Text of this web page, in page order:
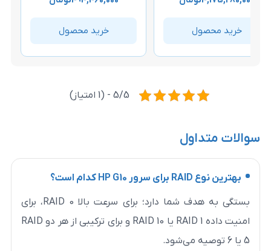
5/5 - (1 امتیاز)
بستگی به هدف شما دارد؛ برای سرعت بالا RAID 0، برای
امنیت داده RAID 1 یا RAID 10 و برای ترکیبی از هر دو RAID